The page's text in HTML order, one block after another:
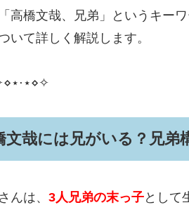
高橋文哉、兄弟」というキー
いて詳しく解説します。
文哉には兄がいる？兄弟
んは、 3人兄弟の末っ子として